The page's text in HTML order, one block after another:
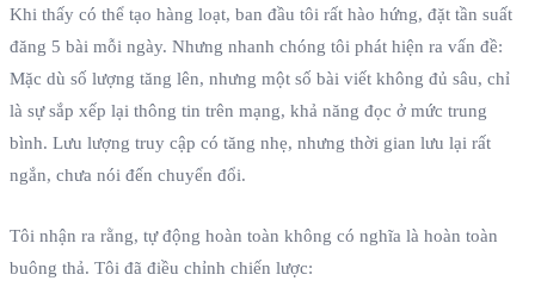
Khi thấy có thể tạo hàng loạt, ban đầu tôi rất hào hứng, đặt tần suất
đăng 5 bài mỗi ngày. Nhưng nhanh chóng tôi phát hiện ra vấn đề:
Mặc dù số lượng tăng lên, nhưng một số bài viết không đủ sâu, chỉ
là sự sắp xếp lại thông tin trên mạng, khả năng đọc ở mức trung
bình. Lưu lượng truy cập có tăng nhẹ, nhưng thời gian lưu lại rất
ngắn, chưa nói đến chuyển đổi.
Tôi nhận ra rằng, tự động hoàn toàn không có nghĩa là hoàn toàn
buông thả. Tôi đã điều chỉnh chiến lược: